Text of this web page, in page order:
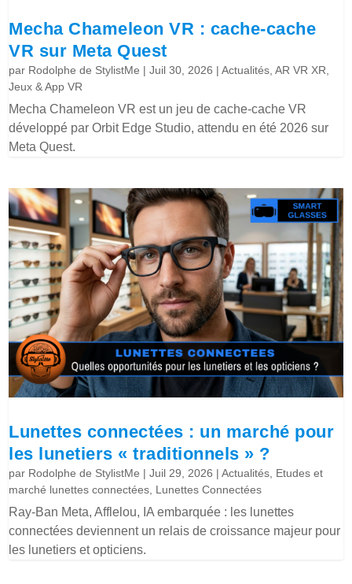
Mecha Chameleon VR : cache-cache
VR sur Meta Quest
par Rodolphe de StylistMe |Juil 30, 2026 |Actualités ,AR VR XR
Jeux & App VR
Mecha Chameleon VR est un jeu de cache-cache VR
développé par Orbit Edge Studio, attendu en été 2026 sur
Meta Quest.
Lunettes connectées : un marché pour
les lunetiers « traditionnels » ?
par Rodolphe de StylistMe |Juil 29, 2026 |Actualités Etudes et
marché lunettes connectées Lunettes Connectées
Ray-Ban Meta, Afflelou, IA embarquée : les lunettes
connectées deviennent un relais de croissance majeur pour
les lunetiers et opticiens.